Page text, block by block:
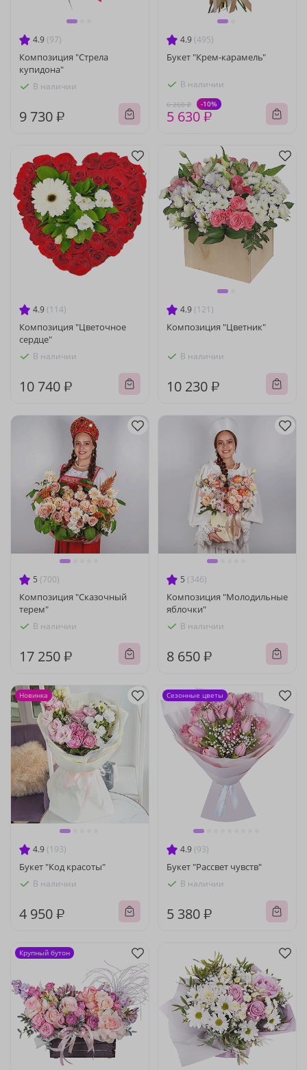
4.9 (97)
Композиция "Стрела
купидона"
В наличии
9 730 ₽
4.9 (495)
Букет "Крем-карамель"
В наличии
6 260 ₽ -10%
5 630 ₽
4.9 (114)
Композиция "Цветочное
сердце"
В наличии
10 740 ₽
4.9 (121)
Композиция "Цветник"
В наличии
10 230 ₽
5 (700)
Композиция "Сказочный
терем"
В наличии
17 250 ₽
5 (346)
Композиция "Молодильные
яблочки"
В наличии
8 650 ₽
4.9 (193)
Букет "Код красоты"
В наличии
4 950 ₽
Новинка
4.9 (93)
Букет "Рассвет чувств"
В наличии
5 380 ₽
Сезонные цветы
Крупный бутон